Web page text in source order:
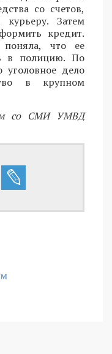
со счетов,
Затем
кредит.
что ее
в полицию. По
уголовное дело
в крупном
со СМИ УМВД